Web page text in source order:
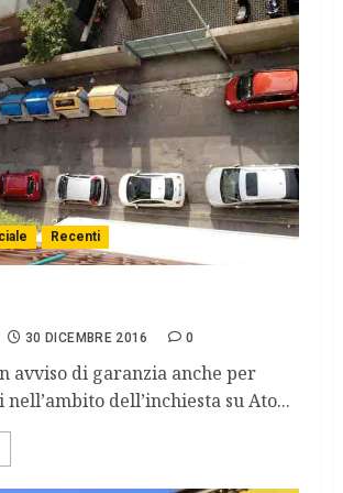
Recenti
30 DICEMBRE 2016 0
avviso di garanzia anche per
nell’ambito dell’inchiesta su Ato...